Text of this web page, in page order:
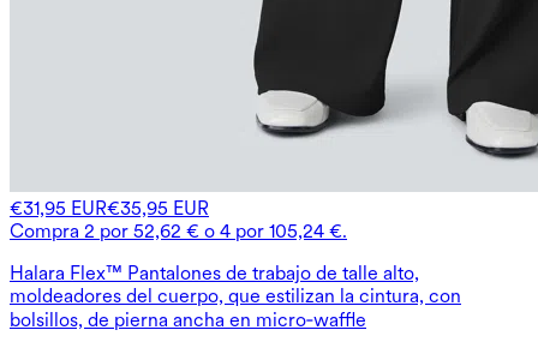
€31,95 EUR€35,95 EUR
Compra 2 por 52,62 € o 4 por 105,24 €.
Halara Flex™ Pantalones de trabajo de talle alto,
moldeadores del cuerpo, que estilizan la cintura, con
bolsillos, de pierna ancha en micro‑waffle